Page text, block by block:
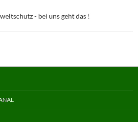
- bei uns geht das !